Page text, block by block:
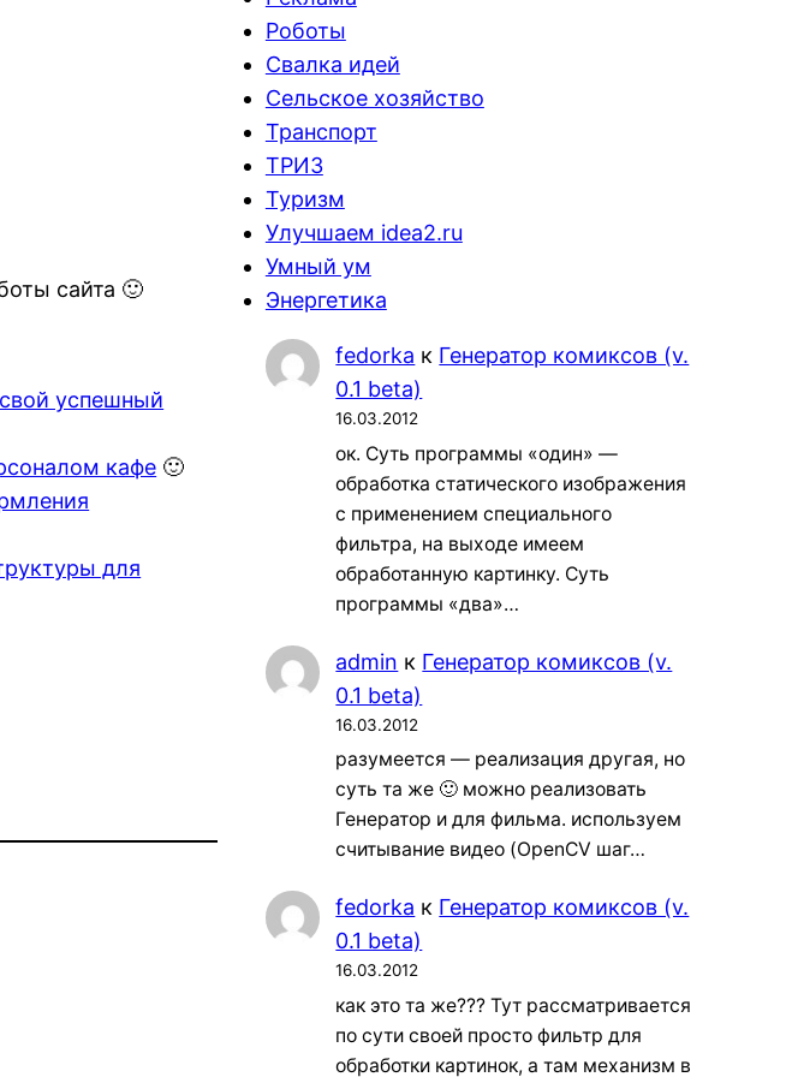
сайта 🙂
успешный
кафе 🙂
для
Роботы
Свалка идей
Сельское хозяйство
Транспорт
ТРИЗ
Туризм
Улучшаем idea2.ru
Умный ум
Энергетика
fedorka к Генератор комиксов (v.
0.1 beta)
16.03.2012
ок. Суть программы «один» —
обработка статического изображения
с применением специального
фильтра, на выходе имеем
обработанную картинку. Суть
программы «два»…
admin к Генератор комиксов (v.
0.1 beta)
16.03.2012
разумеется — реализация другая, но
суть та же 🙂 можно реализовать
Генератор и для фильма. используем
считывание видео (OpenCV шаг…
fedorka к Генератор комиксов (v.
0.1 beta)
16.03.2012
как это та же??? Тут рассматривается
по сути своей просто фильтр для
обработки картинок, а там механизм в